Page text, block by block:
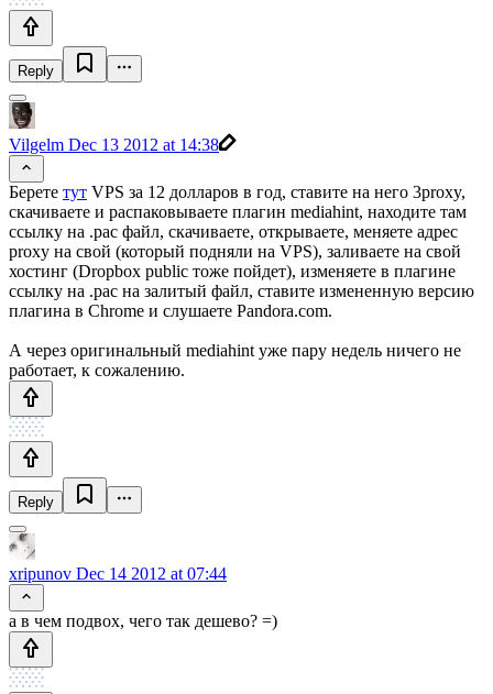
Reply
Vilgelm Dec 13 2012 at 14:38
Берете тут VPS за 12 долларов в год, ставите на него 3proxy,
скачиваете и распаковываете плагин mediahint, находите там
ссылку на .pac файл, скачиваете, открываете, меняете адрес
proxy на свой (который подняли на VPS), заливаете на свой
хостинг (Dropbox public тоже пойдет), изменяете в плагине
ссылку на .pac на залитый файл, ставите измененную версию
плагина в Chrome и слушаете Pandora.com.
А через оригинальный mediahint уже пару недель ничего не
работает, к сожалению.
Reply
xripunov Dec 14 2012 at 07:44
а в чем подвох, чего так дешево? =)